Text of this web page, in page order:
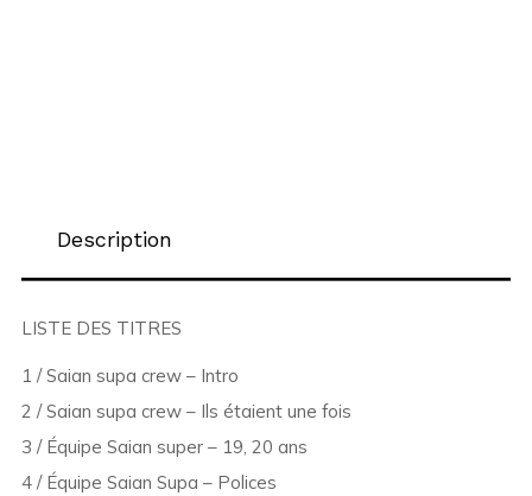
Description
LISTE DES TITRES
1 / Saian supa crew – Intro
2 / Saian supa crew – Ils étaient une fois
3 / Équipe Saian super – 19, 20 ans
4 / Équipe Saian Supa – Polices